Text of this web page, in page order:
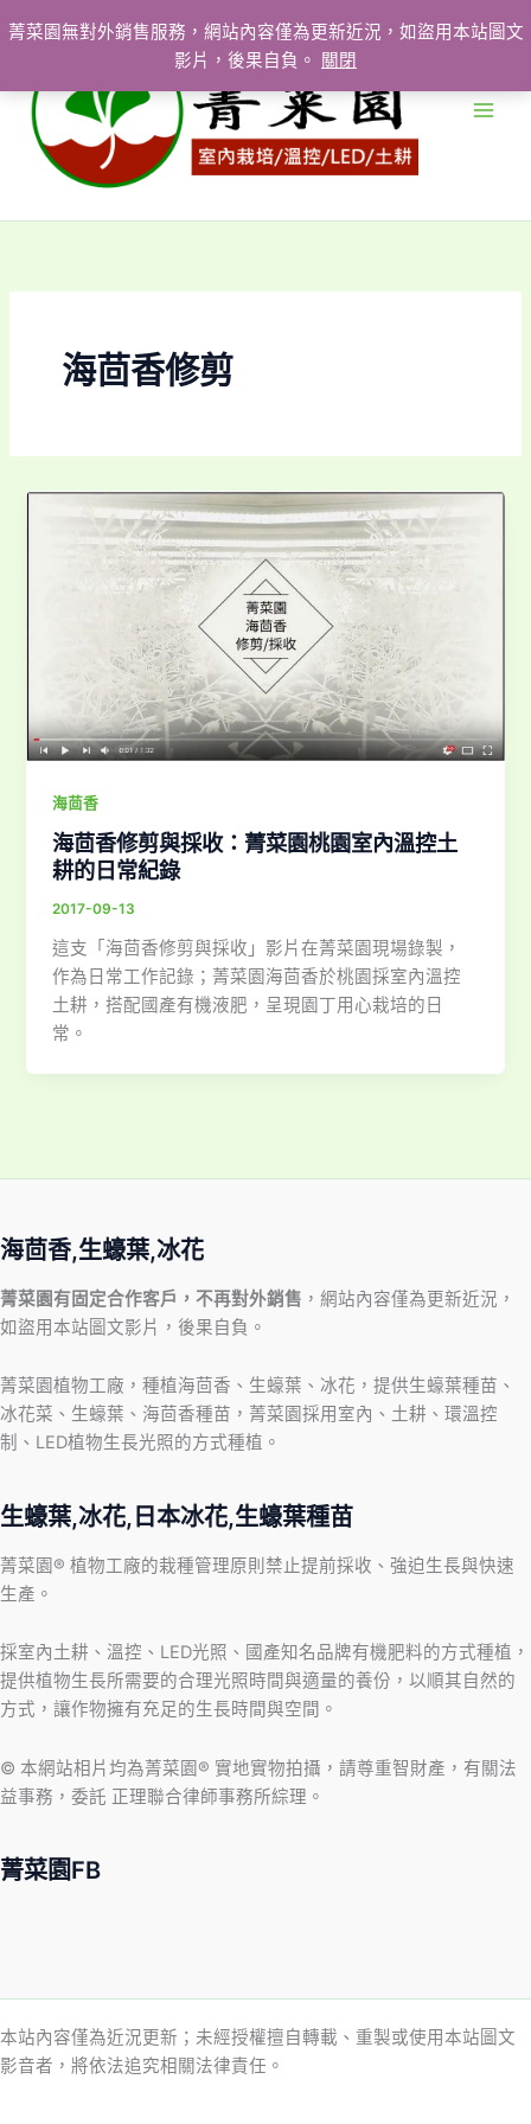
菁菜園無對外銷售服務，網站內容僅為更新近況，如盜用本站圖文
影片，後果自負。
關閉
至
要
海茴香修剪
海茴香
海茴香修剪與採收：菁菜園桃園室內溫控土
耕的日常紀錄
2017-09-13
這支「海茴香修剪與採收」影片在菁菜園現場錄製，
作為日常工作記錄；菁菜園海茴香於桃園採室內溫控
土耕，搭配國產有機液肥，呈現園丁用心栽培的日
常。
海茴香,生蠔葉,冰花
菁菜園有固定合作客戶，不再對外銷售 ，網站內容僅為更新近況，
如盜用本站圖文影片，後果自負。
菁菜園植物工廠，種植海茴香、生蠔葉、冰花，提供生蠔葉種苗、
冰花菜、生蠔葉、海茴香種苗，菁菜園採用室內、土耕、環溫控
制、LED植物生長光照的方式種植。
生蠔葉,冰花,日本冰花,生蠔葉種苗
菁菜園® 植物工廠的栽種管理原則禁止提前採收、強迫生長與快速
生產。
採室內土耕、溫控、LED光照、國產知名品牌有機肥料的方式種植，
提供植物生長所需要的合理光照時間與適量的養份，以順其自然的
方式，讓作物擁有充足的生長時間與空間。
© 本網站相片均為菁菜園® 實地實物拍攝，請尊重智財產，有關法
益事務，委託 正理聯合律師事務所綜理。
菁菜園FB
本站內容僅為近況更新；未經授權擅自轉載、重製或使用本站圖文
影音者，將依法追究相關法律責任。